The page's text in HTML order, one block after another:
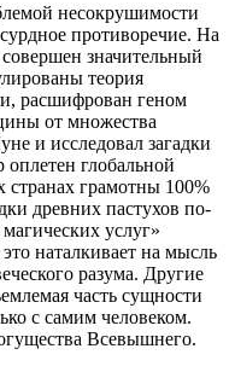
несокрушимости
противоречие. На
значительный
теория
расшифрован геном
от множества
и исследовал загадки
оплетен глобальной
грамотны 100%
древних пастухов по-
услуг»
наталкивает на мысль
разума. Другие
часть сущности
с самим человеком.
Всевышнего.